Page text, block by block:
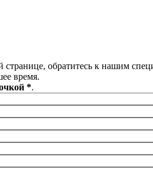
обратитесь к нашим
время.
*.